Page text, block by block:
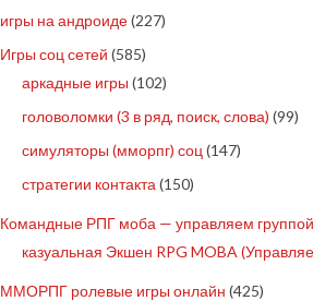
игры на андроиде(227)
Игры соц сетей (585)
аркадные игры (102)
головоломки (3 в ряд, поиск, слова) (99)
симуляторы (мморпг) соц (147)
стратегии контакта (150)
Командные РПГ моба — управляем группой
казуальная Экшен RPG MOBA
ММОРПГ ролевые игры онлайн (425)